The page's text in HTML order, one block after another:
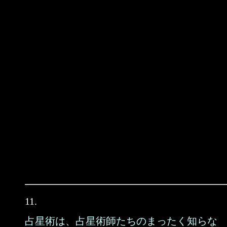
11.
占星術は、占星術師たちのまったく知らな